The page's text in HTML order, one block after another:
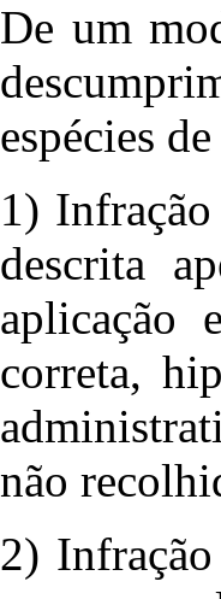
De um
espécies
1)
descrita
aplicação
correta,
não
2)